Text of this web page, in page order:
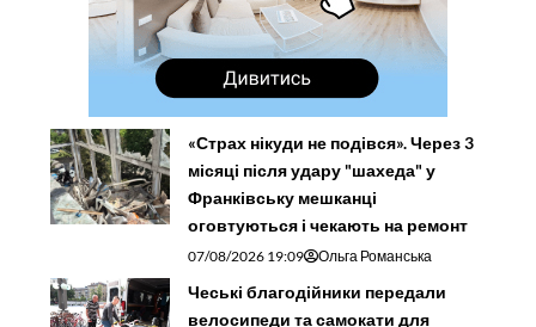
«Страх нікуди не подівся». Через 3
місяці після удару "шахеда" у
Франківську мешканці
оговтуються і чекають на ремонт
07/08/2026 19:09 Ольга Романська
Чеські благодійники передали
велосипеди та самокати для